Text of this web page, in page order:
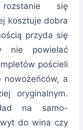
się
kosztuje dobra
przyda się
nie powielać
pościeli
nowożeńców, a
oryginalnym.
na samo-
do wina czy